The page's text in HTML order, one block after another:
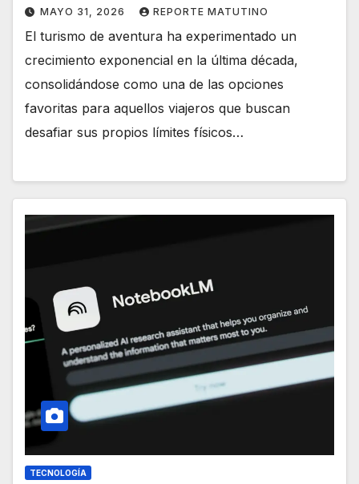
MAYO 31, 2026 REPORTE MATUTINO
El turismo de aventura ha experimentado un
crecimiento exponencial en la última década,
consolidándose como una de las opciones
favoritas para aquellos viajeros que buscan
desafiar sus propios límites físicos…
TECNOLOGÍA